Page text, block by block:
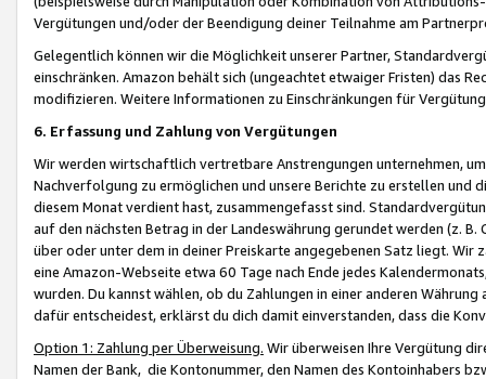
Vergütungen und/oder der Beendigung deiner Teilnahme am
Gelegentlich können wir die Möglichkeit unserer Partner,
einschränken. Amazon behält sich (ungeachtet etwaiger Fristen) das
modifizieren. Weitere Informationen zu Einschränkungen für
6. Erfassung und Zahlung von Vergütungen
Wir werden wirtschaftlich vertretbare Anstrengungen unternehmen,
Nachverfolgung zu ermöglichen und unsere Berichte zu erstellen und
diesem Monat verdient hast, zusammengefasst sind.
auf den nächsten Betrag in der Landeswährung gerundet werden (z.
über oder unter dem in deiner Preiskarte angegebenen Satz liegt.
eine Amazon-Webseite etwa 60 Tage nach Ende jedes
wurden. Du kannst wählen, ob du Zahlungen in einer anderen
dafür entscheidest, erklärst du dich damit einverstanden, dass die
Option 1: Zahlung per Überweisung. Wir überweisen Ihre Vergütung
Namen der Bank, die Kontonummer, den Namen des Kontoinhabers